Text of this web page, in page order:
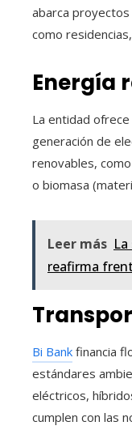
abarca
como
Energía
La entidad
generación de
renovables,
o biomasa
Leer más
reafirma
Bi Bank financia
estándares
eléctricos,
cumplen con las